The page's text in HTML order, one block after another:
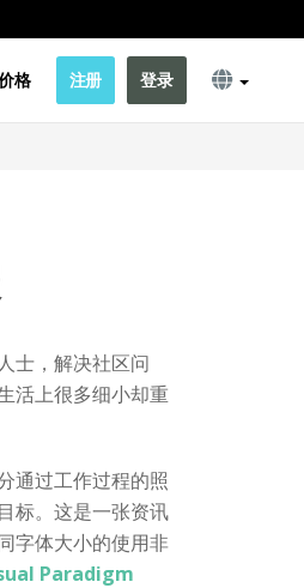
格 注册 登录
士，解决社区问
活上很多细小却重
通过工作过程的照
标。这是一张资讯
字体大小的使用非
Paradigm